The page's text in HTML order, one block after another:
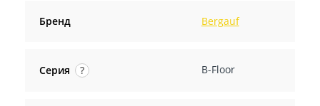
Бренд Bergauf
Серия ? B-Floor